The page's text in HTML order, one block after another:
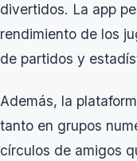
divertidos. La app
rendimiento de los
de partidos y
Además, la
tanto en grupos
círculos de amigos